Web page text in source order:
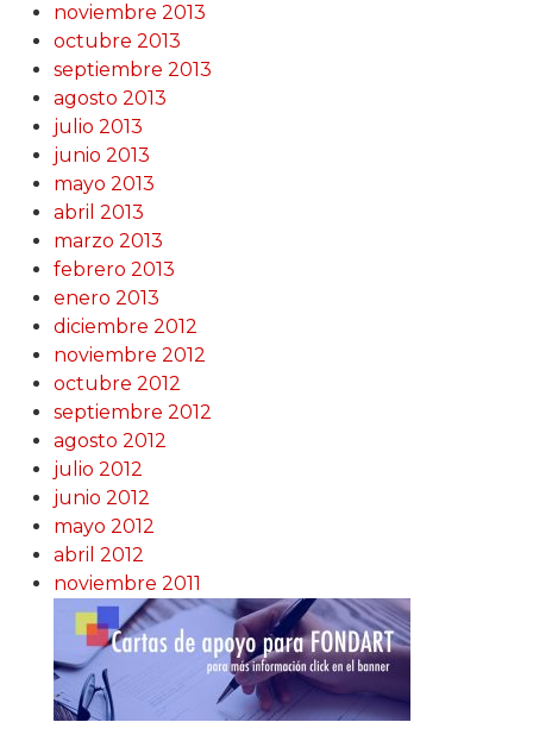
noviembre 2013
octubre 2013
septiembre 2013
agosto 2013
julio 2013
junio 2013
mayo 2013
abril 2013
marzo 2013
febrero 2013
enero 2013
diciembre 2012
noviembre 2012
octubre 2012
septiembre 2012
agosto 2012
julio 2012
junio 2012
mayo 2012
abril 2012
noviembre 2011